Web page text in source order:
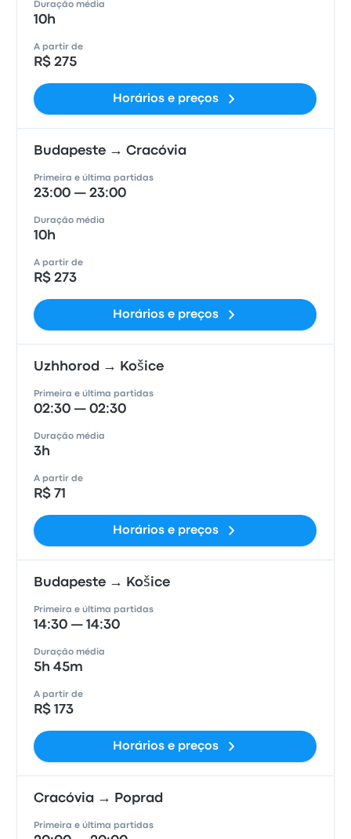
Duração média
10h
A partir de
R$ 275
Horários e preços
Budapeste → Cracóvia
Primeira e última partidas
23:00 — 23:00
Duração média
10h
A partir de
R$ 273
Horários e preços
Uzhhorod → Košice
Primeira e última partidas
02:30 — 02:30
Duração média
3h
A partir de
R$ 71
Horários e preços
Budapeste → Košice
Primeira e última partidas
14:30 — 14:30
Duração média
5h 45m
A partir de
R$ 173
Horários e preços
Cracóvia → Poprad
Primeira e última partidas